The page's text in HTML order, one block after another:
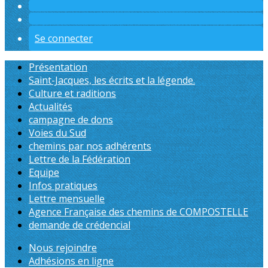
Se connecter
Présentation
Saint-Jacques, les écrits et la légende.
Culture et raditions
Actualités
campagne de dons
Voies du Sud
chemins par nos adhérents
Lettre de la Fédération
Equipe
Infos pratiques
Lettre mensuelle
Agence Française des chemins de COMPOSTELLE
demande de crédencial
Nous rejoindre
Adhésions en ligne